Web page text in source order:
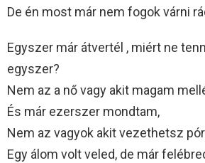
De én most már nem fogok várni
Egyszer már átvertél , miért ne
egyszer?
Nem az a nő vagy akit magam
És már ezerszer mondtam,
Nem az vagyok akit vezethetsz
Egy álom volt veled, de már